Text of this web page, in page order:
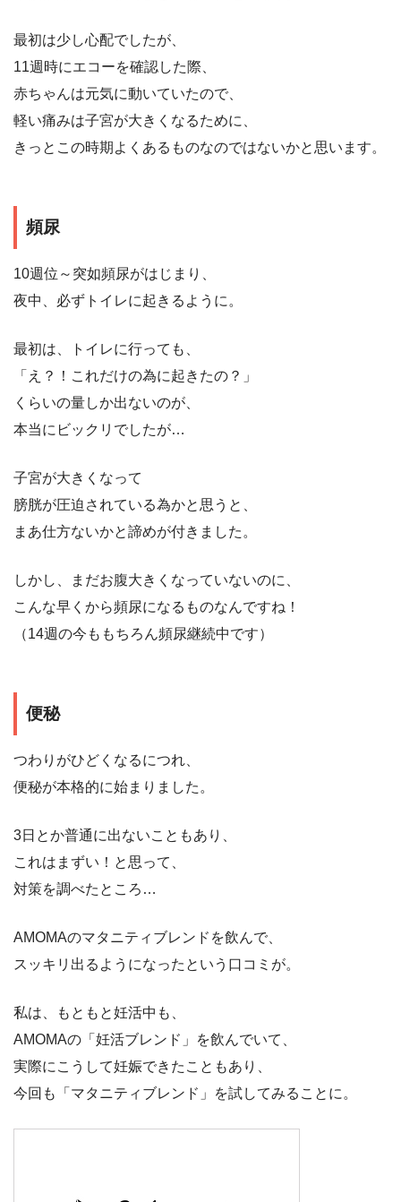
最初は少し心配でしたが、
11週時にエコーを確認した際、
赤ちゃんは元気に動いていたので、
軽い痛みは子宮が大きくなるために、
きっとこの時期よくあるものなのではないかと思います。
頻尿
10週位～突如頻尿がはじまり、
夜中、必ずトイレに起きるように。
最初は、トイレに行っても、
「え？！これだけの為に起きたの？」
くらいの量しか出ないのが、
本当にビックリでしたが…
子宮が大きくなって
膀胱が圧迫されている為かと思うと、
まあ仕方ないかと諦めが付きました。
しかし、まだお腹大きくなっていないのに、
こんな早くから頻尿になるものなんですね！
（14週の今ももちろん頻尿継続中です）
便秘
つわりがひどくなるにつれ、
便秘が本格的に始まりました。
3日とか普通に出ないこともあり、
これはまずい！と思って、
対策を調べたところ…
AMOMAのマタニティブレンドを飲んで、
スッキリ出るようになったという口コミが。
私は、もともと妊活中も、
AMOMAの「妊活ブレンド」を飲んでいて、
実際にこうして妊娠できたこともあり、
今回も「マタニティブレンド」を試してみることに。